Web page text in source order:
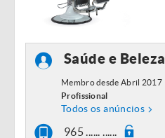
Saúde e Beleza
Membro desde Abril 2017
Profissional
Todos os anúncios
965 ...... ......